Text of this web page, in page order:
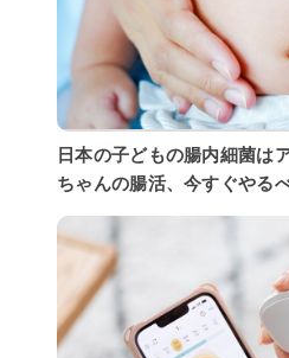
日本の子どもの腸内細菌は
ちゃんの腸活、今すぐやる